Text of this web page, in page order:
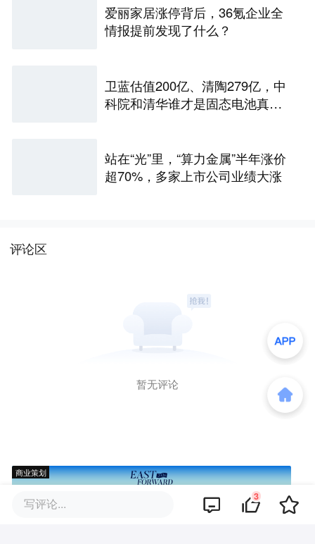
爱丽家居涨停背后，36氪企业全
情报提前发现了什么？
卫蓝估值200亿、清陶279亿，中
科院和清华谁才是固态电池真正
站在“光”里，“算力金属”半年涨价
超70%，多家上市公司业绩大涨
评论区
暂无评论
商业策划
写评论... 3